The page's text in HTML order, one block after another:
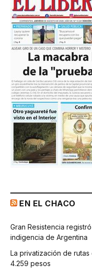
EN EL CHACO
Gran Resistencia
indigencia de Argentina
La privatización de
4.259 pesos